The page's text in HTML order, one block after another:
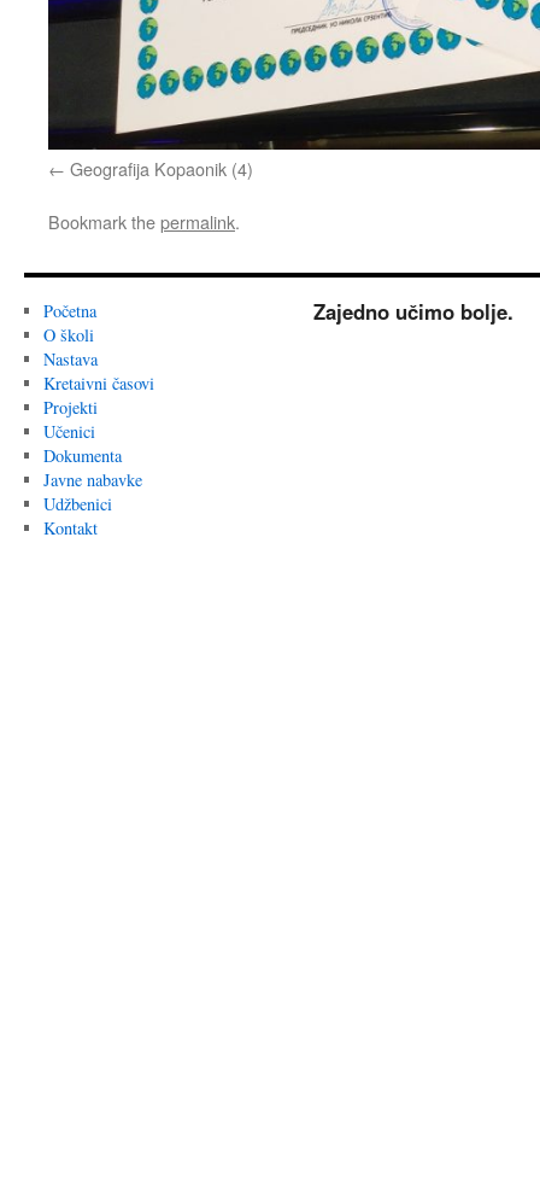
Geografija Kopaonik (4)
Bookmark thepermalink.
Početna
O školi
Nastava
Kretaivni časovi
Projekti
Učenici
Dokumenta
Javne nabavke
Udžbenici
Kontakt
Zajedno učimo bolje.